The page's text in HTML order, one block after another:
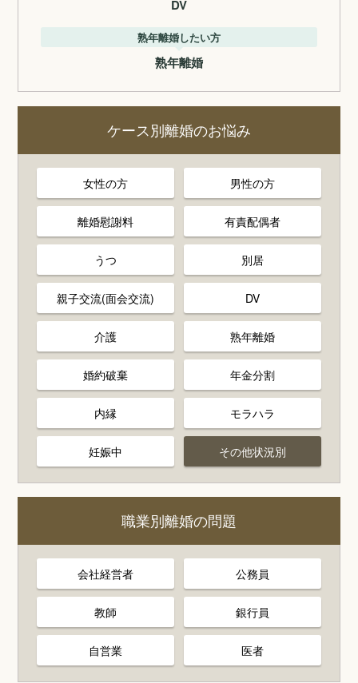
DV
熟年離婚したい方
熟年離婚
ケース別離婚のお悩み
女性の方 男性の方
離婚慰謝料 有責配偶者
うつ 別居
親子交流(面会交流) DV
介護 熟年離婚
婚約破棄 年金分割
内縁 モラハラ
妊娠中 その他状況別
職業別離婚の問題
会社経営者 公務員
教師 銀行員
自営業 医者